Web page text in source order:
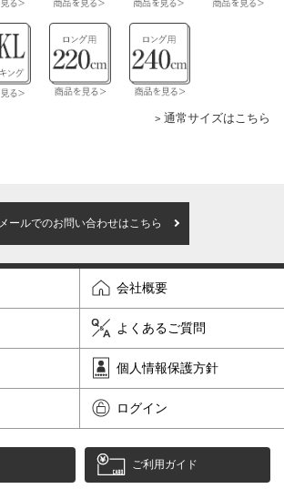
通常サイズはこちら
メールでのお問い合わせはこちら
会社概要
よくあるご質問
個人情報保護方針
ログイン
ご利用ガイド